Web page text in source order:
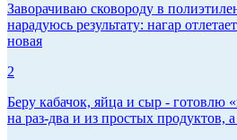
Заворачиваю сковороду в
нарадуюсь результату: нагар
новая
2
Беру кабачок, яйца и сыр - готовлю
на раз-два и из простых продуктов,